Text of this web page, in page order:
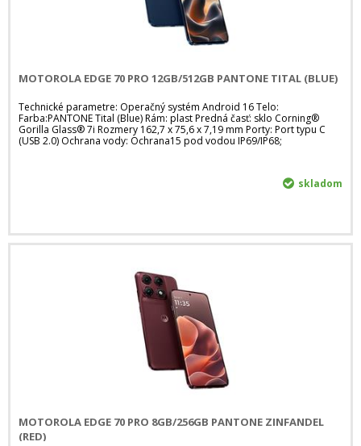
MOTOROLA EDGE 70 PRO 12GB/512GB PANTONE TITAL (BLUE)
Technické parametre: Operačný systém Android 16 Telo:
Farba:PANTONE Tital (Blue) Rám: plast Predná časť: sklo Corning®
Gorilla Glass® 7i Rozmery 162,7 x 75,6 x 7,19 mm Porty: Port typu C
(USB 2.0) Ochrana vody: Ochrana15 pod vodou IP69/IP68;
skladom
MOTOROLA EDGE 70 PRO 8GB/256GB PANTONE ZINFANDEL
(RED)